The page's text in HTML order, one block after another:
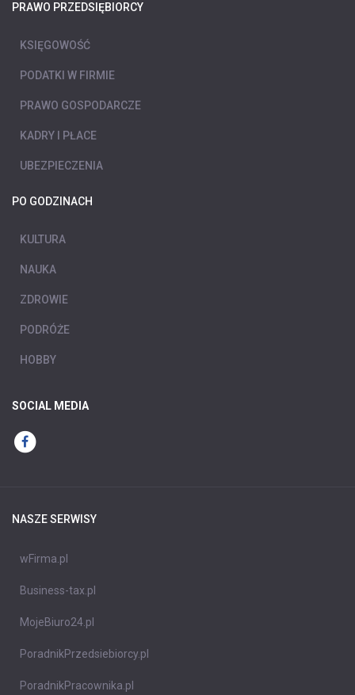
PRAWO PRZEDSIĘBIORCY
KSIĘGOWOŚĆ
PODATKI W FIRMIE
PRAWO GOSPODARCZE
KADRY I PŁACE
UBEZPIECZENIA
PO GODZINACH
KULTURA
NAUKA
ZDROWIE
PODRÓŻE
HOBBY
SOCIAL MEDIA
NASZE SERWISY
wFirma.pl
Business-tax.pl
MojeBiuro24.pl
PoradnikPrzedsiebiorcy.pl
PoradnikPracownika.pl